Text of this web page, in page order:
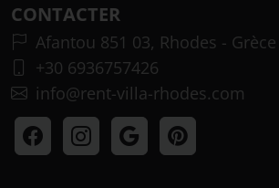
CONTACTER
Afantou 851 03, Rhodes - Grèce
+30 6936757426
info@rent-villa-rhodes.com